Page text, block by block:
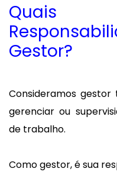
Gestor?
Consideramos
gerenciar ou
de trabalho.
Como gestor, é sua